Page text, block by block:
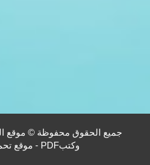
جميع الحقوق محفوظة © موقع
وكتبPDF - موقع تحميل كتب PDF